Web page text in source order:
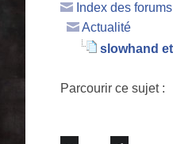
Index des
Actualité
slowhand
Parcourir ce sujet